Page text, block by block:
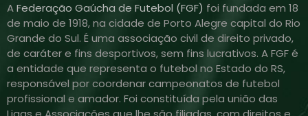
AFederação Gaúcha de Futebol (FGF) foi fundada em 18
de maio de 1918, na cidade de Porto Alegre capital do Rio
Grande do Sul. É uma associação civil de direito privado,
de caráter e fins desportivos, sem fins lucrativos. A FGF é
a entidade que representa o futebol no Estado do RS,
responsável por coordenar campeonatos de futebol
profissional e amador. Foi constituída pela união das